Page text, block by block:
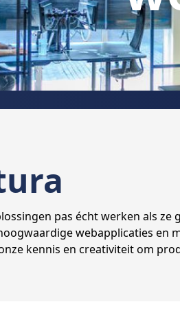
pas écht werken als
webapplicaties
kennis en creativiteit om